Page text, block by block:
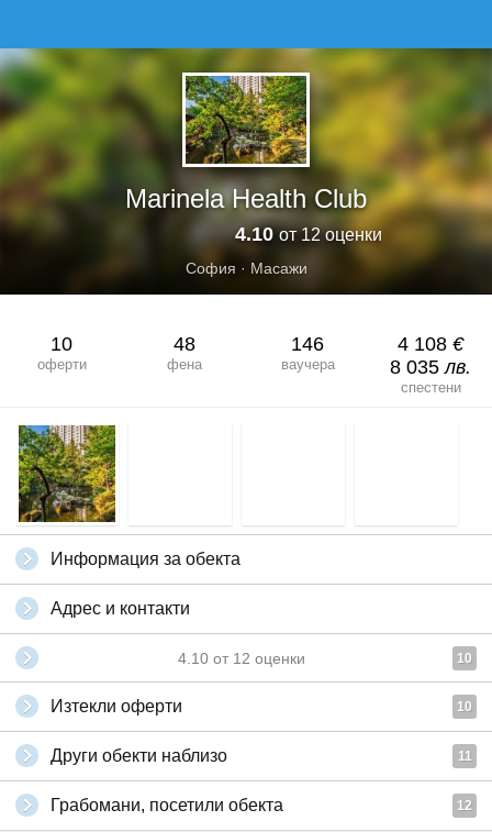
Marinela Health Club
4.10от 12 оценки
София · Масажи
10
оферти
48
фена
146
ваучера
4 108 €
8 035лв.
спестени
Информация за обекта
Адрес и контакти
4.10 от 12 оценки 10
Изтекли оферти 10
Други обекти наблизо 11
Грабомани, посетили обекта 12